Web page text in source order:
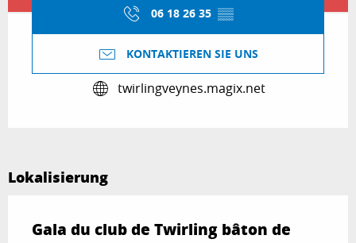
06 18 26 35 ▒▒
KONTAKTIEREN SIE UNS
twirlingveynes.magix.net
Lokalisierung
Gala du club de Twirling bâton de